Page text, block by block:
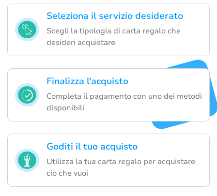
Seleziona il servizio desiderato
Scegli la tipologia di carta regalo che
desideri acquistare
Finalizza l'acquisto
Completa il pagamento con uno dei metodi
disponibili
Goditi il tuo acquisto
Utilizza la tua carta regalo per acquistare
ciò che vuoi